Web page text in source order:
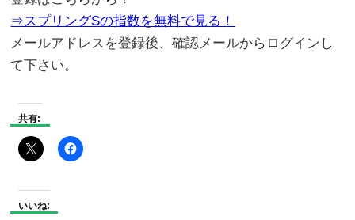
⇒スプリングSの指数を無料で見る！
メールアドレスを登録後、確認メールからログインし
て下さい。
共有:
いいね: